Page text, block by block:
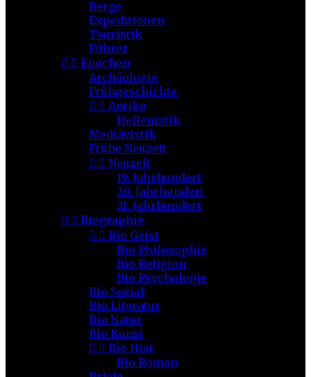
Berge
Expeditionen
Touristik
Führer
  Epochen
Archäologie
Frühgeschichte
  Antike
Hellenistik
Mediävistik
Frühe Neuzeit
  Neuzeit
19. Jahrhundert
20. Jahrhundert
21. Jahrhundert
  Biographie
  Bio Geist
Bio Philosophie
Bio Religion
Bio Psychologie
Bio Sozial
Bio Literatur
Bio Natur
Bio Kunst
  Bio Hist
Bio Roman